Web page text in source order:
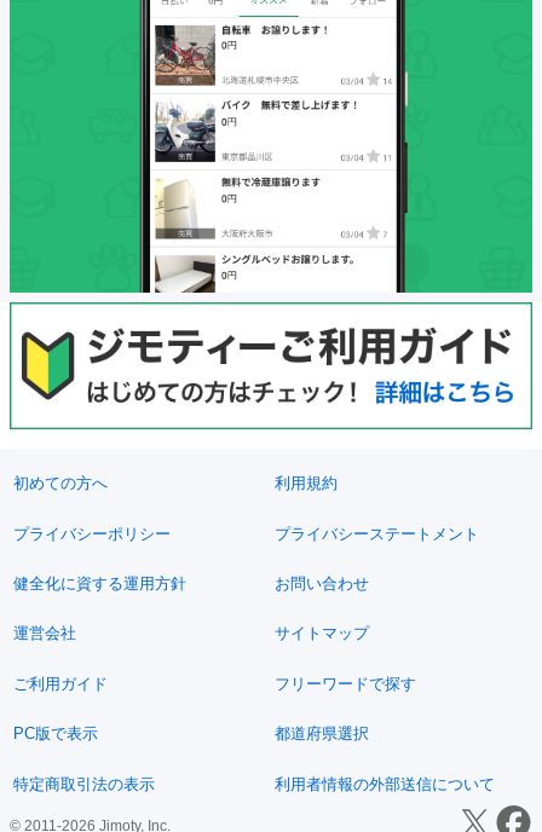
初めての方へ 利用規約
プライバシーポリシー プライバシーステートメント
健全化に資する運用方針 お問い合わせ
運営会社 サイトマップ
ご利用ガイド フリーワードで探す
PC版で表示 都道府県選択
特定商取引法の表示 利用者情報の外部送信について
© 2011-2026 Jimoty, Inc.